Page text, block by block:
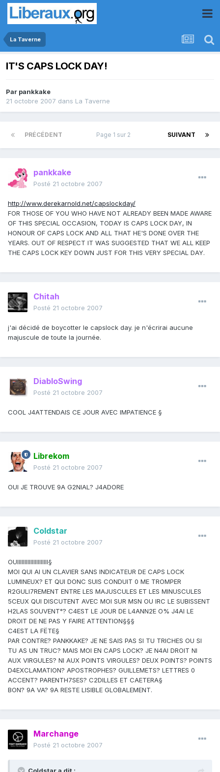
La Taverne
IT'S CAPS LOCK DAY!
Par pankkake
21 octobre 2007 dans La Taverne
PRÉCÉDENT SUIVANT
Page 1 sur 2
pankkake
Posté 21 octobre 2007
http://www.derekarnold.net/capslockday/
FOR THOSE OF YOU WHO HAVE NOT ALREADY BEEN MADE AWARE
OF THIS SPECIAL OCCASION, TODAY IS CAPS LOCK DAY, IN
HONOUR OF CAPS LOCK AND ALL THAT HE'S DONE OVER THE
YEARS. OUT OF RESPECT IT WAS SUGGESTED THAT WE ALL KEEP
THE CAPS LOCK KEY DOWN JUST FOR THIS VERY SPECIAL DAY.
Chitah
Posté 21 octobre 2007
j'ai décidé de boycotter le capslock day. je n'écrirai aucune
majuscule de toute la journée.
DiabloSwing
Posté 21 octobre 2007
COOL J4ATTENDAIS CE JOUR AVEC IMPATIENCE §
Librekom
Posté 21 octobre 2007
OUI JE TROUVE 9A G2NIAL? J4ADORE
Coldstar
Posté 21 octobre 2007
OUIIIIIIIIIIIIIIIIIIIII§
MOI QUI AI UN CLAVIER SANS INDICATEUR DE CAPS LOCK
LUMINEUX? ET QUI DONC SUIS CONDUIT 0 ME TROMPER
R2GULI7REMENT ENTRE LES MAJUSCULES ET LES MINUSCULES
5CEUX QUI DISCUTENT AVEC MOI SUR MSN OU IRC LE SUBISSENT
H2LAS SOUVENT°? C4EST LE JOUR DE L4ANN2E O% J4AI LE
DROIT DE NE PAS Y FAIRE ATTENTION§§§
C4EST LA FËTE§
PAR CONTRE? PANKKAKE? JE NE SAIS PAS SI TU TRICHES OU SI
TU AS UN TRUC? MAIS MOI EN CAPS LOCK? JE N4AI DROIT NI
AUX VIRGULES? NI AUX POINTS VIRGULES? DEUX POINTS? POINTS
D4EXCLAMATION? APOSTROPHES? GUILLEMETS? LETTRES 0
ACCENT? PARENTH7SES? C2DILLES ET CAETERA§
BON? 9A VA? 9A RESTE LISIBLE GLOBALEMENT.
Marchange
Posté 21 octobre 2007